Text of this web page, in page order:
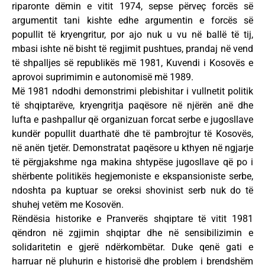
riparonte dëmin e vitit 1974, sepse përveç forcës së
argumentit tani kishte edhe argumentin e forcës së
popullit të kryengritur, por ajo nuk u vu në ballë të tij,
mbasi ishte në bisht të regjimit pushtues, prandaj në vend
të shpalljes së republikës më 1981, Kuvendi i Kosovës e
aprovoi suprimimin e autonomisë më 1989.
Më 1981 ndodhi demonstrimi plebishitar i vullnetit politik
të shqiptarëve, kryengritja paqësore në njërën anë dhe
lufta e pashpallur që organizuan forcat serbe e jugosllave
kundër popullit duarthatë dhe të pambrojtur të Kosovës,
në anën tjetër. Demonstratat paqësore u kthyen në ngjarje
të përgjakshme nga makina shtypëse jugosllave që po i
shërbente politikës hegjemoniste e ekspansioniste serbe,
ndoshta pa kuptuar se oreksi shovinist serb nuk do të
shuhej vetëm me Kosovën.
Rëndësia historike e Pranverës shqiptare të vitit 1981
qëndron në zgjimin shqiptar dhe në sensibilizimin e
solidaritetin e gjerë ndërkombëtar. Duke qenë gati e
harruar në pluhurin e historisë dhe problem i brendshëm